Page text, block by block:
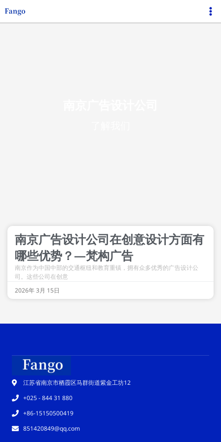
跳
至
南京广告设计公司在创意设计方面有
哪些优势？—梵构广告
南京作为中国中部的交通枢纽和教育重镇，拥有众多优秀的广告设计公
司。这些公司在创意
2026年 3月 15日
江苏省南京市栖霞区马群街道紫金工坊12
+025 - 844 31 880
+86-15150500419
851420849@qq.com